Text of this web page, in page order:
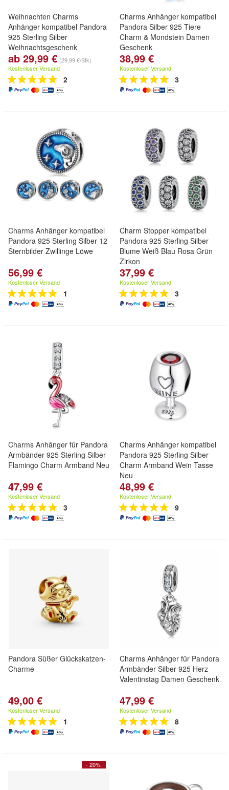
Weihnachten Charms
Anhänger kompatibel Pandora
925 Sterling Silber
Weihnachtsgeschenk
ab 29,99 € (29,99 €/Stk)
Kostenloser Versand
2
Charms Anhänger kompatibel
Pandora Silber 925 Tiere
Charm & Mondstein Damen
Geschenk
38,99 €
Kostenloser Versand
3
Charms Anhänger kompatibel
Pandora 925 Sterling Silber 12
Sternbilder Zwillinge Löwe
56,99 €
Kostenloser Versand
1
Charm Stopper kompatibel
Pandora 925 Sterling Silber
Blume Weiß Blau Rosa Grün
Zirkon
37,99 €
Kostenloser Versand
3
Charms Anhänger für Pandora
Armbänder 925 Sterling Silber
Flamingo Charm Armband Neu
47,99 €
Kostenloser Versand
3
Charms Anhänger kompatibel
Pandora 925 Sterling Silber
Charm Armband Wein Tasse
Neu
48,99 €
Kostenloser Versand
9
Pandora Süßer Glückskatzen-
Charme
49,00 €
Kostenloser Versand
1
Charms Anhänger für Pandora
Armbänder Silber 925 Herz
Valentinstag Damen Geschenk
47,99 €
Kostenloser Versand
8
- 20%